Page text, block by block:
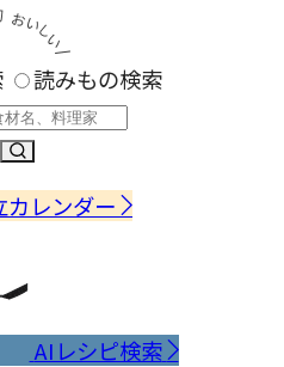
読みもの検索
カレンダー
AIレシピ検索